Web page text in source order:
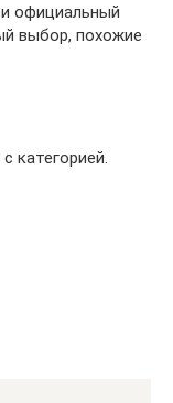
официальный
выбор, похожие
категорией.